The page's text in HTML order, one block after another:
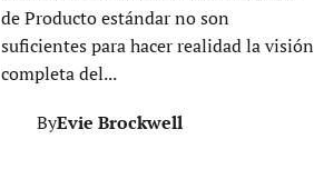
de Producto estándar no son
suficientes para hacer realidad la visión
completa del...
ByEvie Brockwell